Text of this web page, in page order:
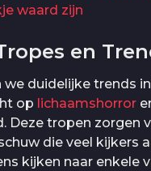
waard zijn
en
we duidelijke trends
op lichaamshorror
Deze tropen zorgen
die veel kijkers
kijken naar enkele